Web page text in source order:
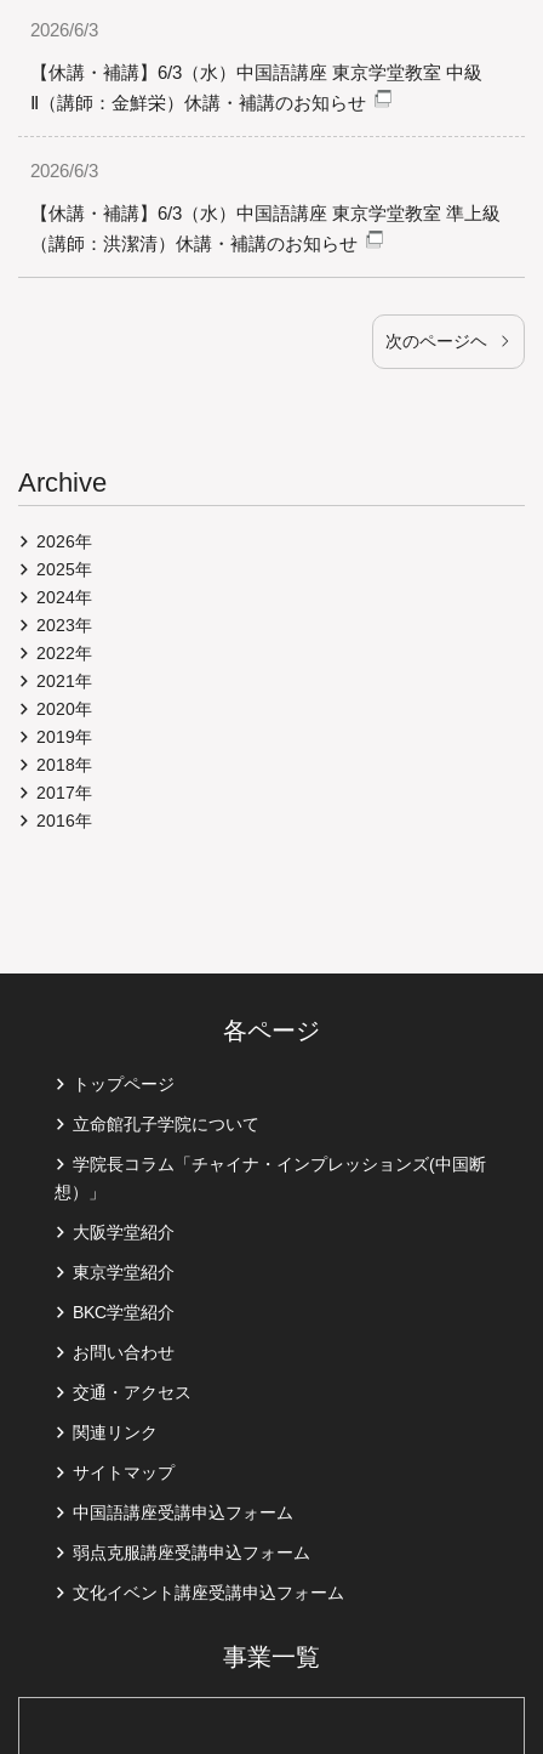
2026/6/3
【休講・補講】6/3（水）中国語講座 東京学堂教室 中級
Ⅱ（講師：金鮮栄）休講・補講のお知らせ
2026/6/3
【休講・補講】6/3（水）中国語講座 東京学堂教室 準上級
（講師：洪潔清）休講・補講のお知らせ
次のページヘ
Archive
2026年
2025年
2024年
2023年
2022年
2021年
2020年
2019年
2018年
2017年
2016年
各ページ
トップページ
立命館孔子学院について
学院長コラム「チャイナ・インプレッションズ(中国断
想）」
大阪学堂紹介
東京学堂紹介
BKC学堂紹介
お問い合わせ
交通・アクセス
関連リンク
サイトマップ
中国語講座受講申込フォーム
弱点克服講座受講申込フォーム
文化イベント講座受講申込フォーム
事業一覧